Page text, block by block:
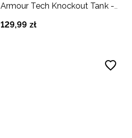
Armour Tech Knockout Tank -
129,99 zł